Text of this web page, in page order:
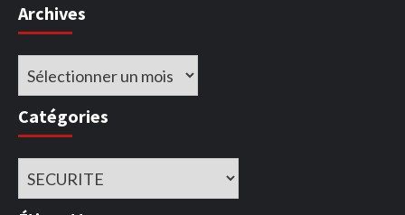
Archives
Archives
Catégories
Catégories